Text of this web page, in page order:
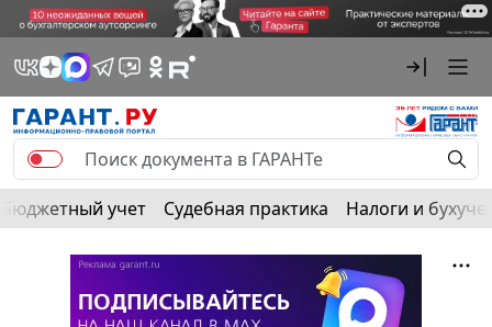
Бюджетный учет Судебная практика Налоги и